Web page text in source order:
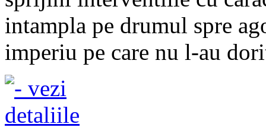
intampla pe drumul spre
imperiu pe care nu l-au